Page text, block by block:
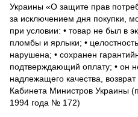
Украины «О защите прав
за исключением дня покупки,
при условии: • товар не был в
пломбы и ярлыки; •
нарушена; • сохранен
подтверждающий оплату; • он
надлежащего качества,
Кабинета Министров Украины
1994 года № 172)